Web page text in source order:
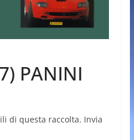
PANINI
di questa raccolta. Invia